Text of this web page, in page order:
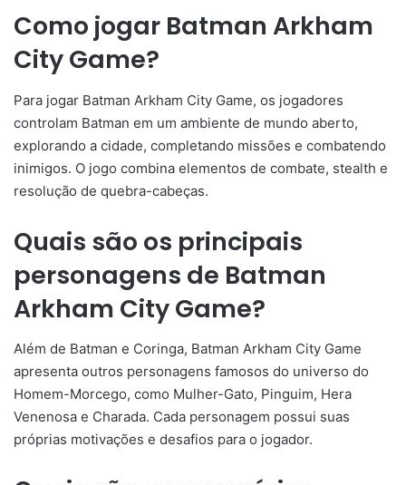
Como jogar Batman Arkham
City Game?
Para jogar Batman Arkham City Game, os jogadores
controlam Batman em um ambiente de mundo aberto,
explorando a cidade, completando missões e combatendo
inimigos. O jogo combina elementos de combate, stealth e
resolução de quebra-cabeças.
Quais são os principais
personagens de Batman
Arkham City Game?
Além de Batman e Coringa, Batman Arkham City Game
apresenta outros personagens famosos do universo do
Homem-Morcego, como Mulher-Gato, Pinguim, Hera
Venenosa e Charada. Cada personagem possui suas
próprias motivações e desafios para o jogador.